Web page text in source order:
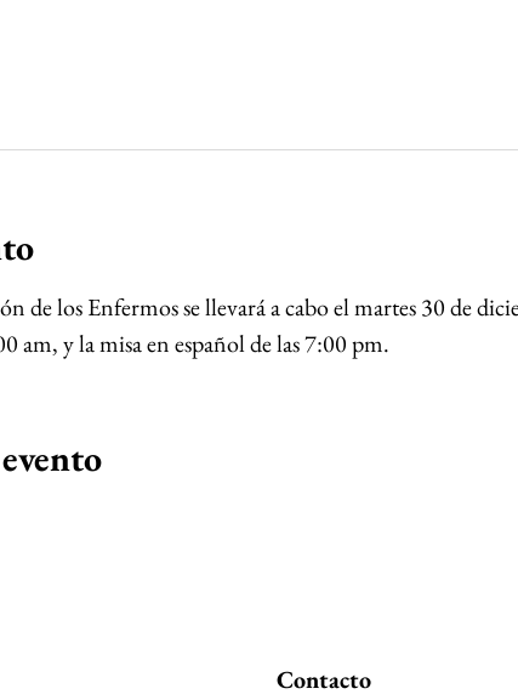
de los Enfermos se llevará a cabo el martes 30 de
am, y la misa en español de las 7:00 pm.
Contacto